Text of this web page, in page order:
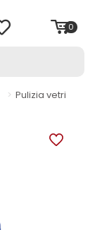
0
> Pulizia vetri